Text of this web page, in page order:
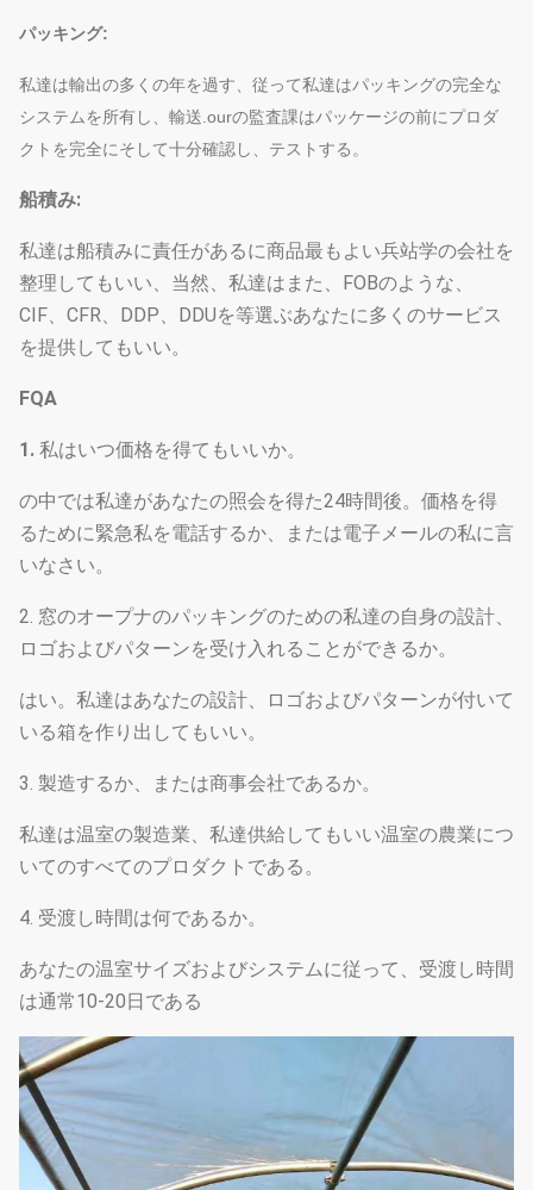
パッキング:
私達は輸出の多くの年を過す、従って私達はパッキングの完全な
システムを所有し、輸送.ourの監査課はパッケージの前にプロダ
クトを完全にそして十分確認し、テストする。
船積み:
私達は船積みに責任があるに商品最もよい兵站学の会社を
整理してもいい、当然、私達はまた、FOBのような、
CIF、CFR、DDP、DDUを等選ぶあなたに多くのサービス
を提供してもいい。
FQA
1. 私はいつ価格を得てもいいか。
の中では私達があなたの照会を得た24時間後。価格を得
るために緊急私を電話するか、または電子メールの私に言
いなさい。
2. 窓のオープナのパッキングのための私達の自身の設計、
ロゴおよびパターンを受け入れることができるか。
はい。私達はあなたの設計、ロゴおよびパターンが付いて
いる箱を作り出してもいい。
3. 製造するか、または商事会社であるか。
私達は温室の製造業、私達供給してもいい温室の農業につ
いてのすべてのプロダクトである。
4. 受渡し時間は何であるか。
あなたの温室サイズおよびシステムに従って、受渡し時間
は通常10-20日である